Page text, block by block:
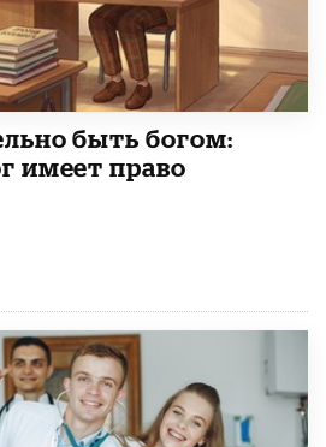
быть богом:
имеет право